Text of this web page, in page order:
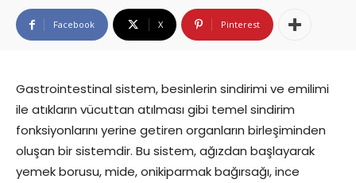
Facebook X Pinterest
Gastrointestinal sistem, besinlerin sindirimi ve emilimi
ile atıkların vücuttan atılması gibi temel sindirim
fonksiyonlarını yerine getiren organların birleşiminden
oluşan bir sistemdir. Bu sistem, ağızdan başlayarak
yemek borusu, mide, onikiparmak bağırsağı, ince